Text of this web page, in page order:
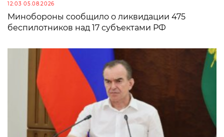
12:03 05.08.2026
Минобороны сообщило о ликвидации 475
беспилотников над 17 субъектами РФ